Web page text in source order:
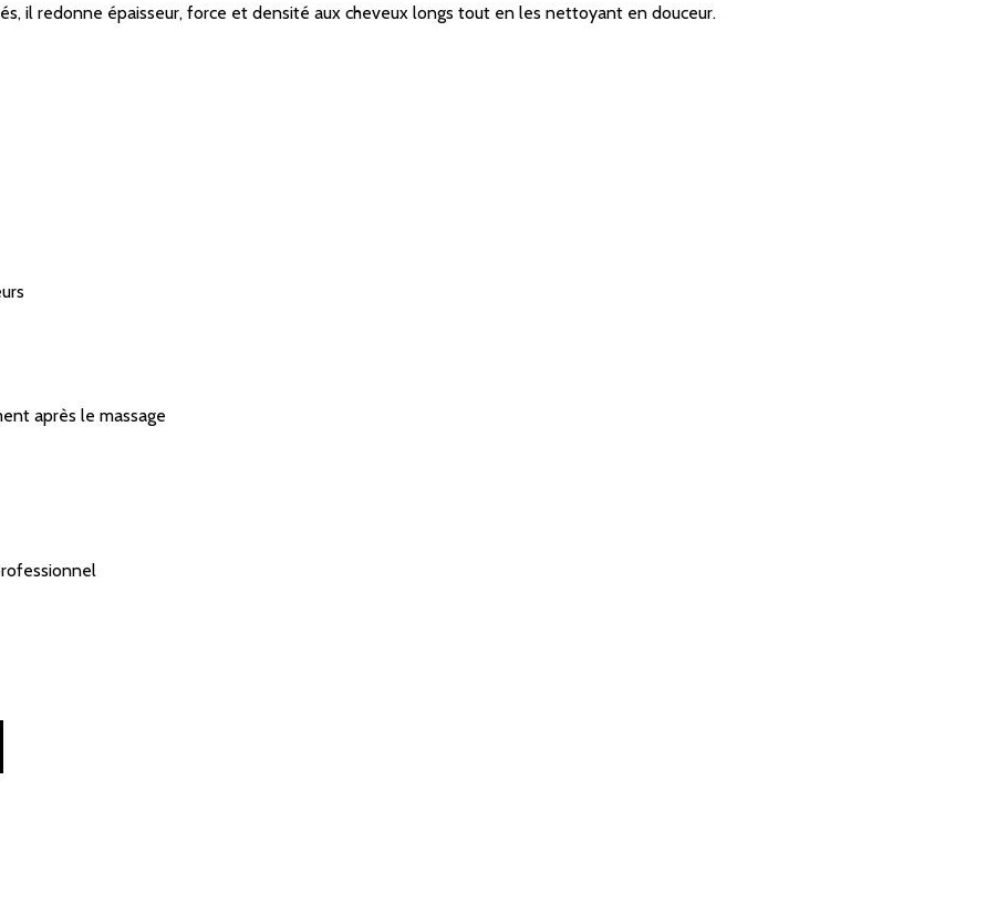
il redonne épaisseur, force et densité aux cheveux longs tout en les nettoyant en douceur.
après le massage